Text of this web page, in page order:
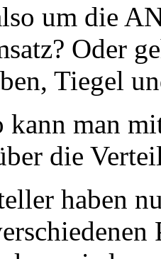
um die
Oder
Tiegel
kann man
die
haben